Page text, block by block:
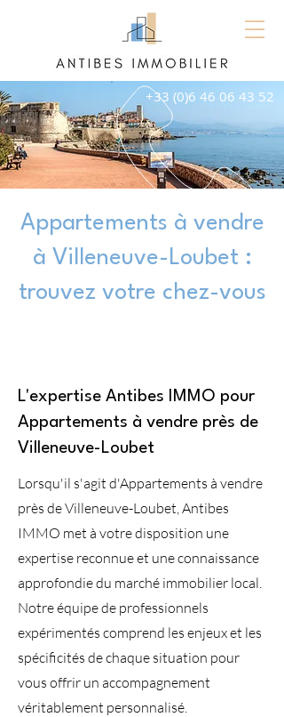
+33 (0)6 46 06 43 52
Appartements à vendre
à Villeneuve-Loubet :
trouvez votre chez-vous
L'expertise Antibes IMMO pour
Appartements à vendre près de
Villeneuve-Loubet
Lorsqu'il s'agit d'Appartements à vendre
près de Villeneuve-Loubet, Antibes
IMMO met à votre disposition une
expertise reconnue et une connaissance
approfondie du marché immobilier local.
Notre équipe de professionnels
expérimentés comprend les enjeux et les
spécificités de chaque situation pour
vous offrir un accompagnement
véritablement personnalisé.